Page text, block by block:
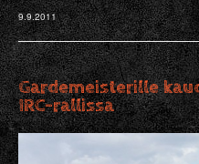
9.9.2011
Gardemeisterille
IRC-rallissa